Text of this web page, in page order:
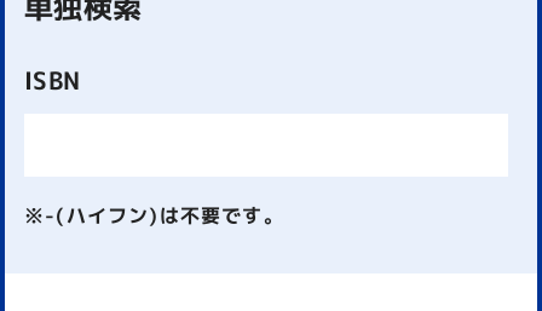
ISBN
※-(ハイフン)は不要です。